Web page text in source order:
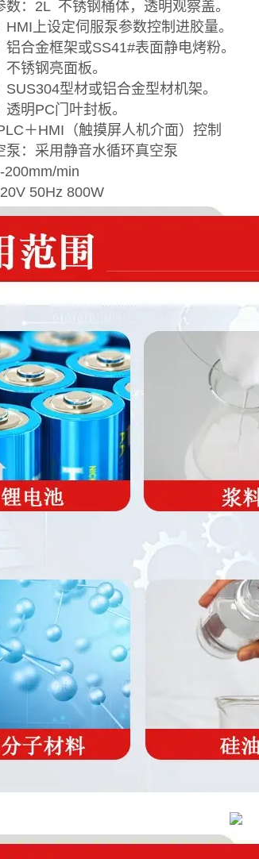
数：2L 不锈钢桶体，透明观察盖。
上设定伺服泵参数控制进胶量。
合金框架或SS41#表面静电烤粉。
锈钢亮面板。
型材或铝合金型材机架。
明PC门叶封板。
＋HMI（触摸屏人机介面）控制
泵：采用静音水循环真空泵
200mm/min
50Hz 800W